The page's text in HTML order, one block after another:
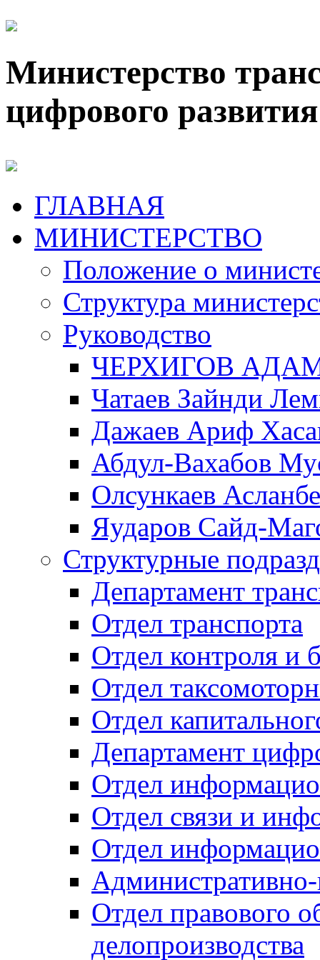
Министерство
цифрового
ГЛАВНАЯ
МИНИСТЕРСТВО
Положение о
Структура
Руководство
ЧЕРХИГОВ
Чатаев Зайнди
Дажаев Ариф
Абдул-Вахабов
Олсункаев
Яударов Сайд-
Структурные
Департамент
Отдел транспорта
Отдел контроля и
Отдел
Отдел
Департамент
Отдел
Отдел связи и
Отдел
Отдел правового
делопроизводства